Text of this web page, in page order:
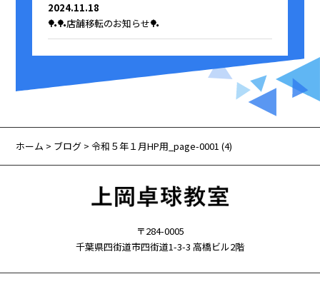
2024.11.18
🏓🏓店舗移転のお知らせ🏓
ホーム > ブログ > 令和５年１月HP用_page-0001 (4)
〒284-0005
千葉県四街道市四街道1-3-3 高橋ビル2階